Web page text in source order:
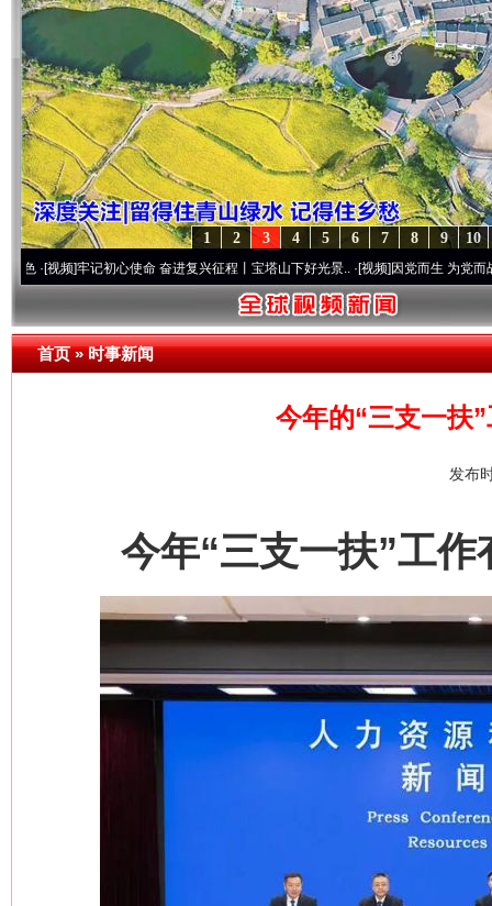
10
9
8
7
6
5
4
3
2
1
牢记初心使命 奋进复兴征程丨宝塔山下好光景..·[视频]因党而生 为党而战——百年“
首页»时事新闻
今年的“三支一
发布
今年“三支一扶”工作